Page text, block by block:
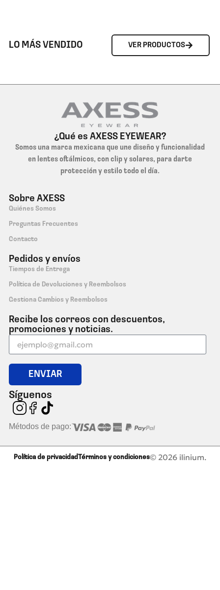
LO MÁS VENDIDO VER PRODUCTOS
¿Qué es AXESS EYEWEAR?
Somos una marca mexicana que une diseño y funcionalidad
en lentes oftálmicos, con clip y solares, para darte
protección y estilo todo el día.
Sobre AXESS
Quiénes Somos
Preguntas Frecuentes
Contacto
Pedidos y envíos
Tiempos de Entrega
Política de Devoluciones y Reembolsos
Gestiona Cambios y Reembolsos
Recibe los correos con descuentos,
promociones y noticias.
ENVIAR
Síguenos
Métodos de pago:
© 2026 ilinium.
Política de privacidadTérminos y condiciones